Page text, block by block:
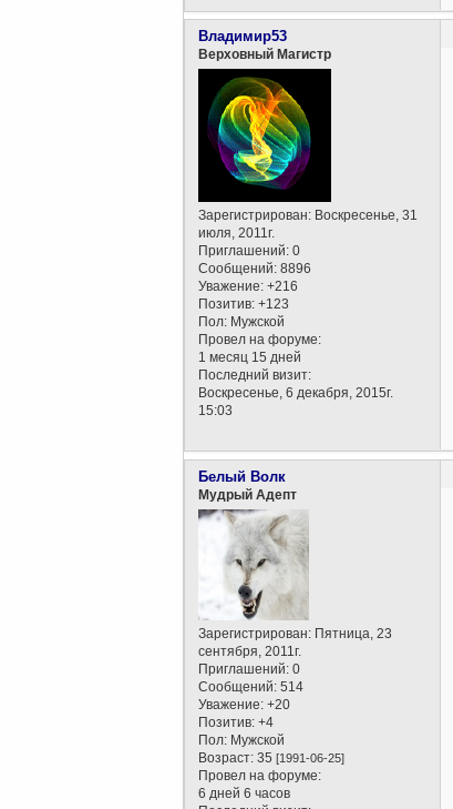
Владимир53
Верховный Магистр
Зарегистрирован: Воскресенье, 31
июля, 2011г.
Приглашений: 0
Сообщений: 8896
Уважение: +216
Позитив: +123
Пол: Мужской
Провел на форуме:
1 месяц 15 дней
Последний визит:
Воскресенье, 6 декабря, 2015г.
15:03
Белый Волк
Мудрый Адепт
Зарегистрирован: Пятница, 23
сентября, 2011г.
Приглашений: 0
Сообщений: 514
Уважение: +20
Позитив: +4
Пол: Мужской
Возраст: 35[1991-06-25]
Провел на форуме:
6 дней 6 часов